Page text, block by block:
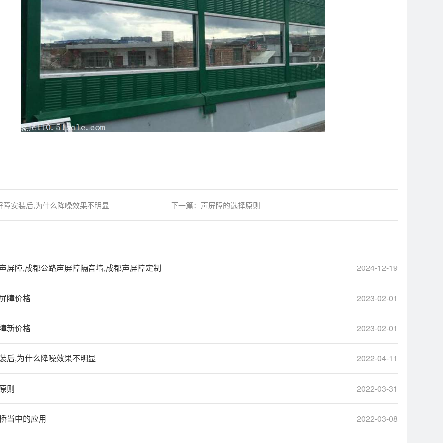
障安装后,为什么降噪效果不明显 下一篇： 声屏障的选择原则
2024-12-19
屏障,成都公路声屏障隔音墙,成都声屏障定制
2023-02-01
障价格
2023-02-01
新价格
2022-04-11
后,为什么降噪效果不明显
2022-03-31
则
2022-03-08
当中的应用